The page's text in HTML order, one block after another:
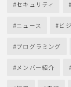
セキュリティ
ニュース ビ
プログラミング
メンバー紹介